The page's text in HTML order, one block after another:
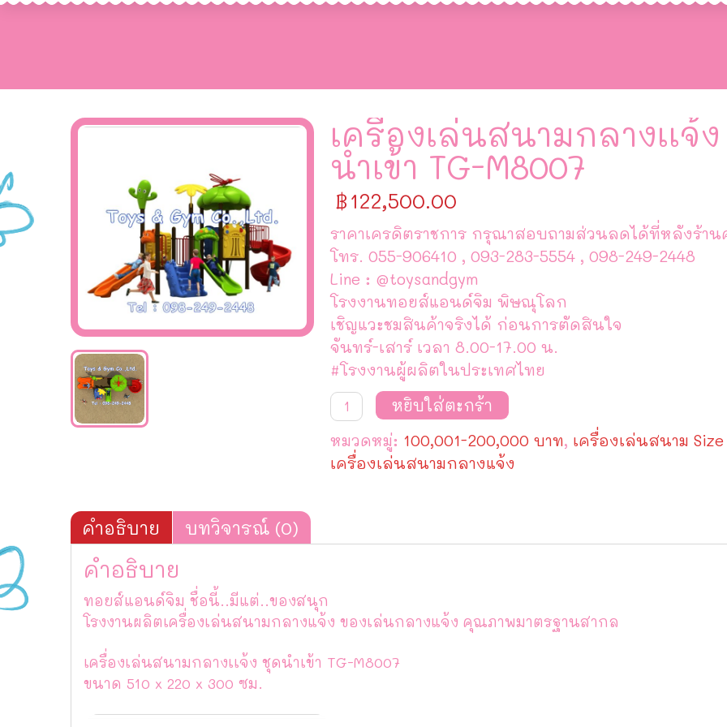
เครื่องเล่นสนามกลางเเจ้
นำเข้า TG-M8007
฿122,500.00
ราคาเครดิตราชการ กรุณาสอบถามส่วนลดได้ที่หลังร้าน
โทร. 055-906410 , 093-283-5554 , 098-249-2448
Line : @toysandgym
โรงงานทอยส์แอนด์จิม พิษณุโลก
เชิญแวะชมสินค้าจริงได้ ก่อนการตัดสินใจ
จันทร์-เสาร์ เวลา 8.00-17.00 น.
#โรงงานผู้ผลิตในประเทศไทย
จำนวน
เครื่อง
สนาม
กลาง
เเจ้ง
หยิบใส่ตะกร้า
หมวดหมู่: 100,001-200,000 บาท, เครื่องเล่นสนาม Size
เครื่องเล่นสนามกลางแจ้ง
คำอธิบาย บทวิจารณ์ (0)
คำอธิบาย
ทอยส์แอนด์จิม ชื่อนี้..มีแต่..ของสนุก
โรงงานผลิตเครื่องเล่นสนามกลางแจ้ง ของเล่นกลางแจ้ง คุณภาพมาตรฐานสากล
เครื่องเล่นสนามกลางเเจ้ง ชุดนำเข้า TG-M8007
ขนาด 510 x 220 x 300 ซม.